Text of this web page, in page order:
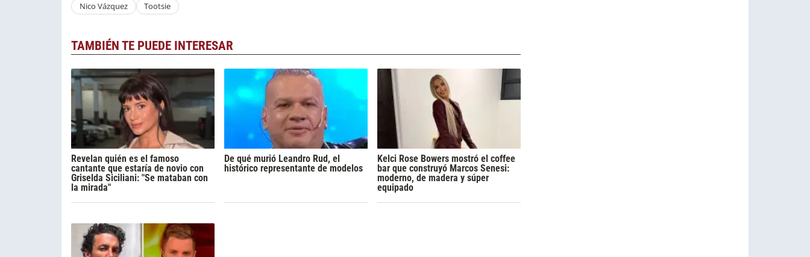
Nico Vázquez Tootsie
TAMBIÉN TE PUEDE INTERESAR
Revelan quién es el famoso
cantante que estaría de novio con
Griselda Siciliani: "Se mataban con
la mirada"
De qué murió Leandro Rud, el
histórico representante de modelos
Kelci Rose Bowers mostró el coffee
bar que construyó Marcos Senesi:
moderno, de madera y súper
equipado